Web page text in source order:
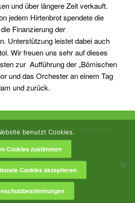
und über längere Zeit verkauft.
jedem Hirtenbrot spendete die
Finanzierung der
Unterstützung leistet dabei auch
Wir freuen uns sehr auf dieses
zur Aufführung der „Bömischen
und das Orchester an einem Tag
und zurück.
e.V. | Tel. 0331-7 04 49 09 |
potsdam.de
Impressum|Datenschutz
Theme bySiteOrigin
benutzt Cookies.
Cookies zustimmen
Cookies akzeptieren